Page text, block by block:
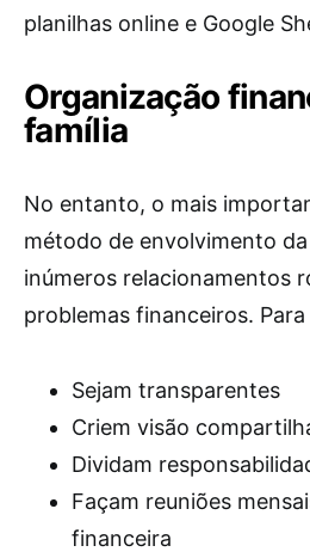
planilhas online e Google
Organização
família
No entanto, o mais
método de envolvimento
inúmeros relacionamentos
problemas financeiros.
Sejam transparentes
Criem visão
Dividam
Façam reuniões
financeira